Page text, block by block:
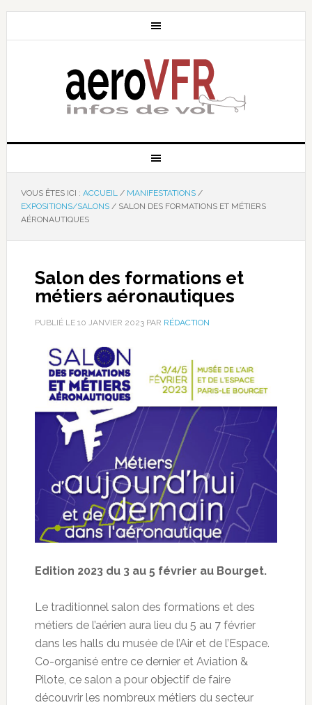
VOUS ÊTES ICI : ACCUEIL / MANIFESTATIONS /
EXPOSITIONS/SALONS /SALON DES FORMATIONS ET MÉTIERS
AÉRONAUTIQUES
Salon des formations et
métiers aéronautiques
PUBLIÉ LE 10 JANVIER 2023PAR RÉDACTION
Edition 2023 du 3 au 5 février au Bourget.
Le traditionnel salon des formations et des
métiers de l’aérien aura lieu du 5 au 7 février
dans les halls du musée de l’Air et de l’Espace.
Co-organisé entre ce dernier et Aviation &
Pilote, ce salon a pour objectif de faire
découvrir les nombreux métiers du secteur